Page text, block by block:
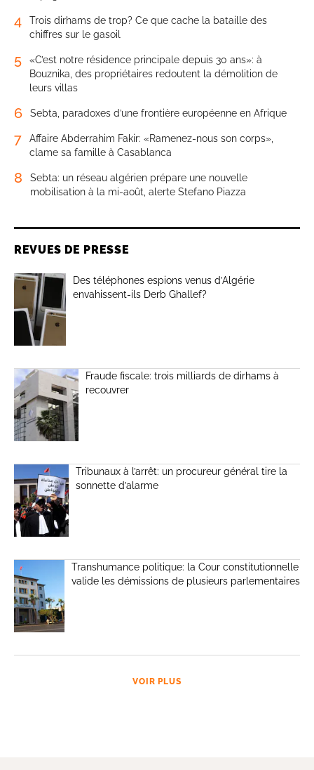
4
Trois dirhams de trop? Ce que cache la bataille des
chiffres sur le gasoil
5
«C’est notre résidence principale depuis 30 ans»: à
Bouznika, des propriétaires redoutent la démolition de
leurs villas
6 Sebta, paradoxes d’une frontière européenne en Afrique
7
Affaire Abderrahim Fakir: «Ramenez-nous son corps»,
clame sa famille à Casablanca
8
Sebta: un réseau algérien prépare une nouvelle
mobilisation à la mi-août, alerte Stefano Piazza
REVUES DE PRESSE
Des téléphones espions venus d’Algérie
envahissent-ils Derb Ghallef?
Fraude fiscale: trois milliards de dirhams à
recouvrer
Tribunaux à l’arrêt: un procureur général tire la
sonnette d’alarme
Transhumance politique: la Cour constitutionnelle
valide les démissions de plusieurs parlementaires
VOIR PLUS